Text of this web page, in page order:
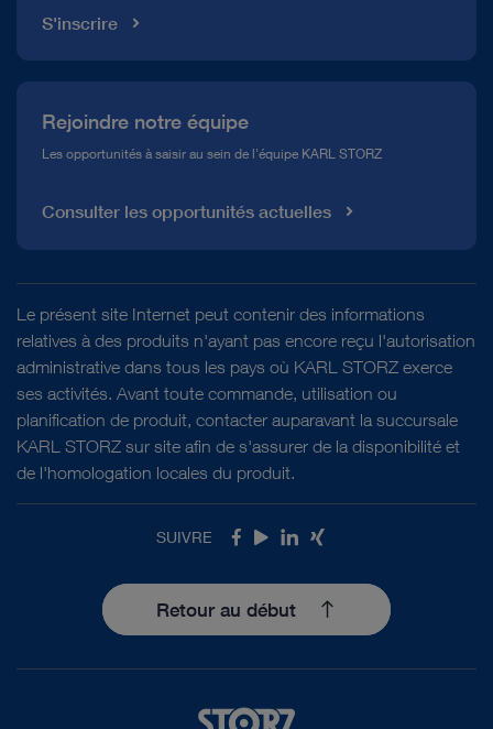
S'inscrire
Rejoindre notre équipe
Les opportunités à saisir au sein de l'équipe KARL STORZ
Consulter les opportunités actuelles
Le présent site Internet peut contenir des informations
relatives à des produits n'ayant pas encore reçu l'autorisation
administrative dans tous les pays où KARL STORZ exerce
ses activités. Avant toute commande, utilisation ou
planification de produit, contacter auparavant la succursale
KARL STORZ sur site afin de s'assurer de la disponibilité et
de l'homologation locales du produit.
SUIVRE Facebook
Youtube
LinkedIn
Xing
Retour au début